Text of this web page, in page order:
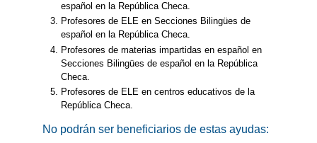
español en la República Checa.
Profesores de ELE en Secciones Bilingües de
español en la República Checa.
Profesores de materias impartidas en español en
Secciones Bilingües de español en la República
Checa.
Profesores de ELE en centros educativos de la
República Checa.
No podrán ser beneficiarios de estas ayudas: